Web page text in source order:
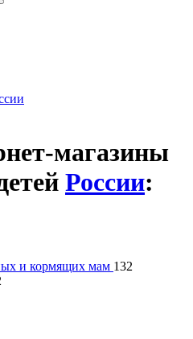
магазины
России:
и кормящих мам 132